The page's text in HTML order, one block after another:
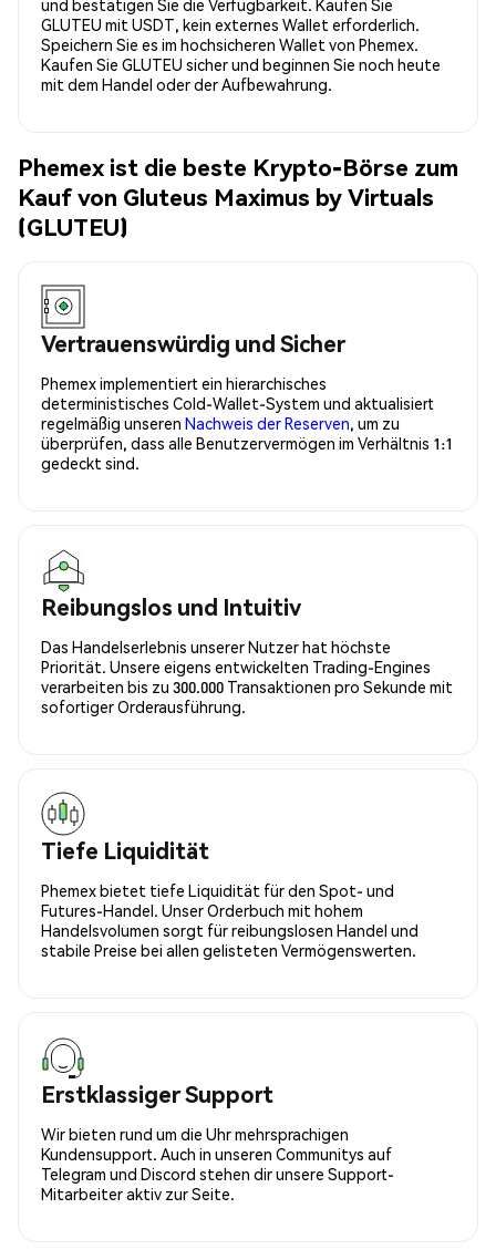
und bestätigen Sie die Verfügbarkeit. Kaufen Sie
GLUTEU mit USDT, kein externes Wallet erforderlich.
Speichern Sie es im hochsicheren Wallet von Phemex.
Kaufen Sie GLUTEU sicher und beginnen Sie noch heute
mit dem Handel oder der Aufbewahrung.
Phemex ist die beste Krypto-Börse zum
Kauf von Gluteus Maximus by Virtuals
(GLUTEU)
Vertrauenswürdig und Sicher
Phemex implementiert ein hierarchisches
deterministisches Cold-Wallet-System und aktualisiert
regelmäßig unseren Nachweis der Reserven, um zu
überprüfen, dass alle Benutzervermögen im Verhältnis 1:1
gedeckt sind.
Reibungslos und Intuitiv
Das Handelserlebnis unserer Nutzer hat höchste
Priorität. Unsere eigens entwickelten Trading-Engines
verarbeiten bis zu 300.000 Transaktionen pro Sekunde mit
sofortiger Orderausführung.
Tiefe Liquidität
Phemex bietet tiefe Liquidität für den Spot- und
Futures-Handel. Unser Orderbuch mit hohem
Handelsvolumen sorgt für reibungslosen Handel und
stabile Preise bei allen gelisteten Vermögenswerten.
Erstklassiger Support
Wir bieten rund um die Uhr mehrsprachigen
Kundensupport. Auch in unseren Communitys auf
Telegram und Discord stehen dir unsere Support-
Mitarbeiter aktiv zur Seite.